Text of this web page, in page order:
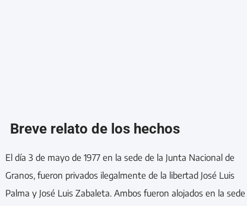
Breve relato de los hechos
El día 3 de mayo de 1977 en la sede de la Junta Nacional de
Granos, fueron privados ilegalmente de la libertad José Luis
Palma y José Luis Zabaleta. Ambos fueron alojados en la sede